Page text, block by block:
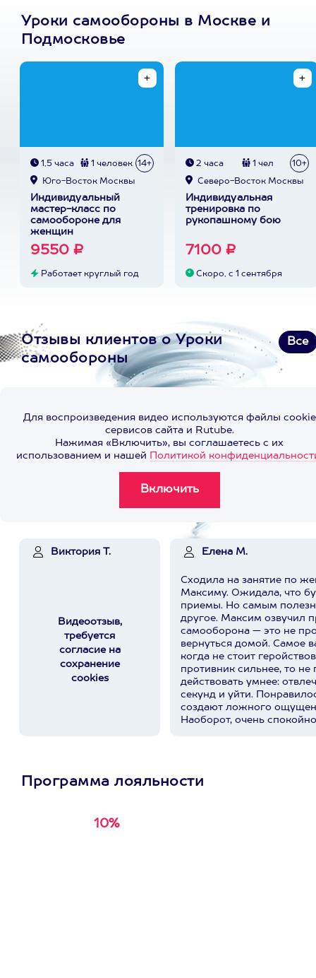
Уроки самообороны в Москве и
Подмосковье
1,5 часа 1 человек 14+
Юго-Восток Москвы
Индивидуальный
мастер-класс по
самообороне для
женщин
9550 ₽
Работает круглый год
2 часа 1 чел 10+
Северо-Восток Москвы
Индивидуальная
тренировка по
рукопашному бою
7100 ₽
Скоро, с 1 сентября
Отзывы клиентов о Уроки
самообороны
Все
Для воспроизведения видео используются файлы cookie
сервисов сайта и Rutube.
Нажимая «Включить», вы соглашаетесь с их
использованием и нашей Политикой
Виктория Т.
Видеоотзыв,
требуется
согласие на
сохранение
cookies
Елена М.
Сходила на занятие по
Максиму. Ожидала, что
приемы. Но самым
другое. Максим озвучил простую мысль:
самооборона — это не
вернуться домой. Самое важное — вовремя понять,
когда не стоит
противник сильнее, то не
действовать умнее:
секунд и уйти.
создают ложного
Наоборот, очень
располагающий к себе
Программа лояльности
10%